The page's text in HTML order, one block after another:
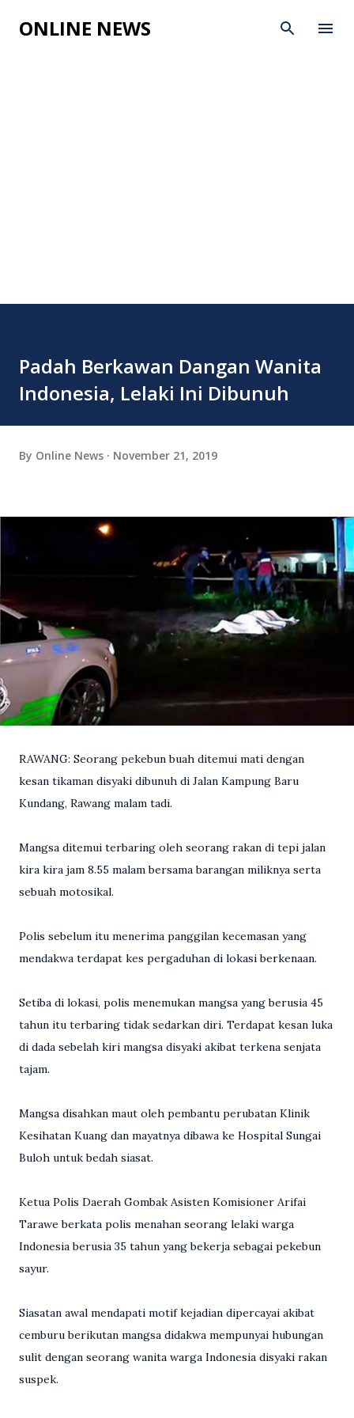
Skip to main content
ONLINE NEWS
Padah Berkawan Dangan Wanita
Indonesia, Lelaki Ini Dibunuh
By Online News November 21, 2019
RAWANG: Seorang pekebun buah ditemui mati dengan
kesan tikaman disyaki dibunuh di Jalan Kampung Baru
Kundang, Rawang malam tadi.
Mangsa ditemui terbaring oleh seorang rakan di tepi jalan
kira kira jam 8.55 malam bersama barangan miliknya serta
sebuah motosikal.
Polis sebelum itu menerima panggilan kecemasan yang
mendakwa terdapat kes pergaduhan di lokasi berkenaan.
Setiba di lokasi, polis menemukan mangsa yang berusia 45
tahun itu terbaring tidak sedarkan diri. Terdapat kesan luka
di dada sebelah kiri mangsa disyaki akibat terkena senjata
tajam.
Mangsa disahkan maut oleh pembantu perubatan Klinik
Kesihatan Kuang dan mayatnya dibawa ke Hospital Sungai
Buloh untuk bedah siasat.
Ketua Polis Daerah Gombak Asisten Komisioner Arifai
Tarawe berkata polis menahan seorang lelaki warga
Indonesia berusia 35 tahun yang bekerja sebagai pekebun
sayur.
Siasatan awal mendapati motif kejadian dipercayai akibat
cemburu berikutan mangsa didakwa mempunyai hubungan
sulit dengan seorang wanita warga Indonesia disyaki rakan
suspek.